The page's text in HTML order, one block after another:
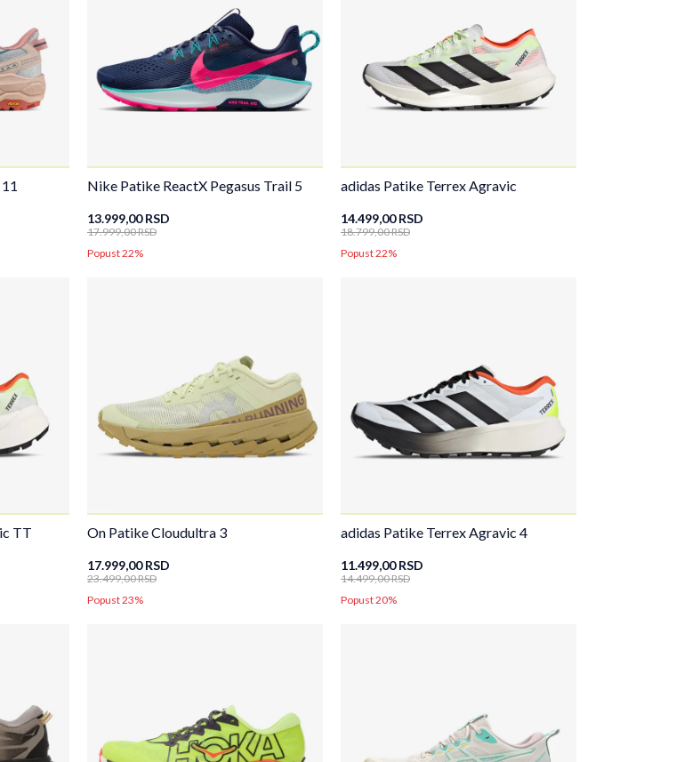
Nike Patike ReactX Pegasus Trail 5
13.999,00 RSD
17.999,00RSD
Popust 22%
adidas Patike Terrex Agravic
14.499,00 RSD
18.799,00RSD
Popust 22%
TT On Patike Cloudultra 3
17.999,00 RSD
23.499,00RSD
Popust 23%
adidas Patike Terrex Agravic 4
11.499,00 RSD
14.499,00RSD
Popust 20%